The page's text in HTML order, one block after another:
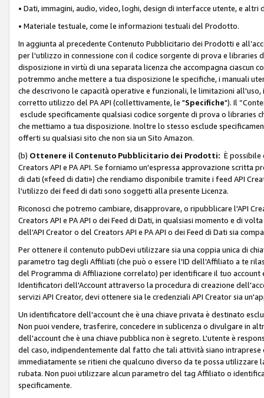
• Dati, immagini, audio, video, loghi, design di interfacce utente, e altri
• Materiale testuale, come le informazioni testuali del Prodotto.
In aggiunta al precedente Contenuto Pubblicitario dei Prodotti e
per l'utilizzo in connessione con il codice sorgente di prova e libraries
disposizione in virtù di una separata licenza che accompagna ciascun
potremmo anche mettere a tua disposizione le specifiche, i manuali
che descrivono le capacità operative e funzionali, le limitazioni
corretto utilizzo del PA API (collettivamente, le "Specifiche"). Il
esclude specificamente qualsiasi codice sorgente di prova o libraries
che mettiamo a tua disposizione. Inoltre lo stesso esclude
offerti su qualsiasi sito che non sia un Sito Amazon.
(b) Ottenere il Contenuto Pubblicitario dei Prodotti: È
Creators API e PA API. Se forniamo un'espressa approvazione
di dati («feed di dati») che rendiamo disponibile tramite i feed API
l'utilizzo dei feed di dati sono soggetti alla presente Licenza.
Riconosci che potremo cambiare, disapprovare, o ripubblicare l'API
Creators API e PA API o dei Feed di Dati, in qualsiasi momento e di
dell'API Creator o del Creators API e PA API o dei Feed di Dati sia
Per ottenere il contenuto pubDevi utilizzare sia una coppia unica di
parametro tag degli Affiliati (che può o essere l'ID dell'Affiliato a te
del Programma di Affiliazione correlato) per identificare il tuo account
Identificatori dell'Account attraverso la procedura di creazione
servizi API Creator, devi ottenere sia le credenziali API Creator sia
Un identificatore dell'account che è una chiave privata è destinato
Non puoi vendere, trasferire, concedere in sublicenza o divulgare in
dell'account che è una chiave pubblica non è segreto. L'utente è
del caso, indipendentemente dal fatto che tali attività siano
immediatamente se ritieni che qualcuno diverso da te possa
rubata. Non puoi utilizzare alcun parametro del tag Affiliato o
specificamente.